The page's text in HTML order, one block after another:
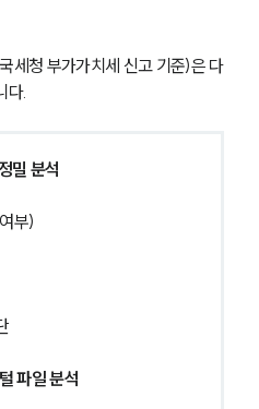
세청 부가가치세 신고 기준)은 다
다.
밀 분석
부)
파일 분석